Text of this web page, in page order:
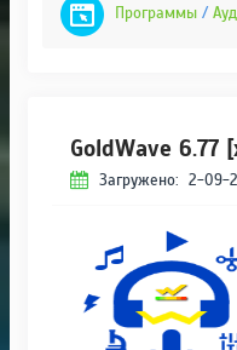
Программы /
GoldWave 6.77
Загружено: 2-09-